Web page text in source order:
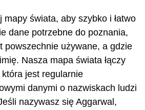
mapy świata, aby szybko i łatwo
dane potrzebne do poznania,
powszechnie używane, a gdzie
Nasza mapa świata łączy
jest regularnie
danymi o nazwiskach ludzi
nazywasz się Aggarwal,